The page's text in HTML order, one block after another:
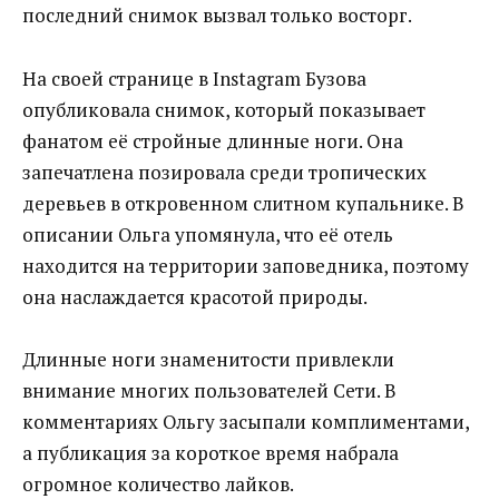
последний снимок вызвал только восторг.
На своей странице в Instagram Бузова
опубликовала снимок, который показывает
фанатом её стройные длинные ноги. Она
запечатлена позировала среди тропических
деревьев в откровенном слитном купальнике. В
описании Ольга упомянула, что её отель
находится на территории заповедника, поэтому
она наслаждается красотой природы.
Длинные ноги знаменитости привлекли
внимание многих пользователей Сети. В
комментариях Ольгу засыпали комплиментами,
а публикация за короткое время набрала
огромное количество лайков.